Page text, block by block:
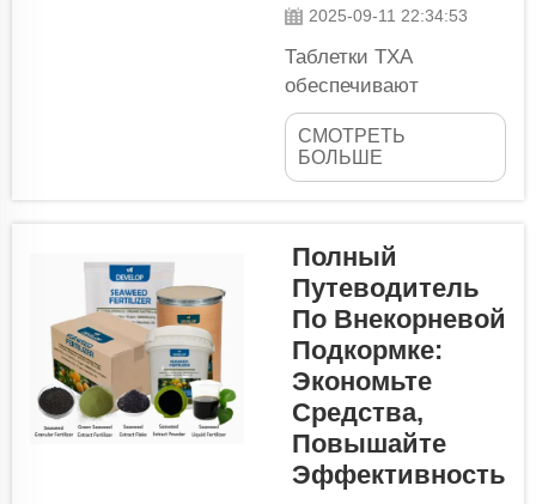
необходимо
содержать
свободными от
бактерий? TCCA —
это магическое...
2025-09-11 22:34:53
Таблетки ТХА
обеспечивают
эффективные
процессы
дезинфекции воды.
нестерильной воды
может привести к
катастрофическим
последствиям.
Обеспечение чистой
водой в таких
отдаленных районах
выходит за рамки
простой проверки ее
СМОТРЕТЬ
БОЛЬШЕ
Полный
Путеводитель
По Внекорневой
Подкормке:
Экономьте
Средства,
Повышайте
Эффективность